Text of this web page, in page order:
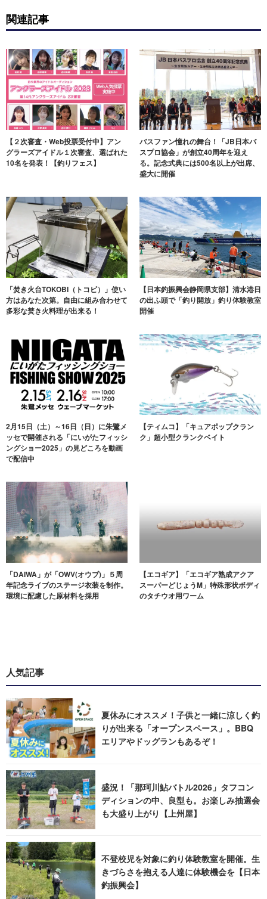
関連記事
【２次審査・Web投票受付中】アン
グラーズアイドル１次審査、選ばれた
10名を発表！【釣りフェス】
バスファン憧れの舞台！「JB日本バ
スプロ協会」が創立40周年を迎え
る。記念式典には500名以上が出席、
盛大に開催
「焚き火台TOKOBI（トコビ）」使い
方はあなた次第。自由に組み合わせて
多彩な焚き火料理が出来る！
【日本釣振興会静岡県支部】清水港日
の出ふ頭で「釣り開放」釣り体験教室
開催
2月15日（土）～16日（日）に朱鷺メ
ッセで開催される「にいがたフィッシ
ングショー2025」の見どころを動画
で配信中
【ティムコ】「キュアポップクラン
ク」超小型クランクベイト
「DAIWA」が「OWV(オウブ)」５周
年記念ライブのステージ衣装を制作。
環境に配慮した原材料を採用
【エコギア】「エコギア熟成アクア
スーパーどじょうM」特殊形状ボディ
のタチウオ用ワーム
人気記事
夏休みにオススメ！子供と一緒に涼しく釣
りが出来る「オープンスペース」。BBQ
エリアやドッグランもあるぞ！
盛況！「那珂川鮎バトル2026」タフコン
ディションの中、良型も。お楽しみ抽選会
も大盛り上がり【上州屋】
不登校児を対象に釣り体験教室を開催。生
きづらさを抱える人達に体験機会を【日本
釣振興会】